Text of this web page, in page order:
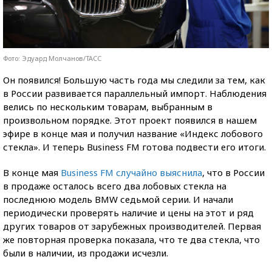
Фото: Эдуард Молчанов/ТАCC
Он появился! Большую часть года мы следили за тем, как
в России развивается параллельный импорт. Наблюдения
велись по нескольким товарам, выбранным в
произвольном порядке. Этот проект появился в нашем
эфире в конце мая и получил название «Индекс лобового
стекла». И теперь Business FM готова подвести его итоги.
В конце мая Business FM случайно выяснила, что в России
в продаже осталось всего два лобовых стекла на
последнюю модель BMW седьмой серии. И начали
периодически проверять наличие и цены на этот и ряд
других товаров от зарубежных производителей. Первая
же повторная проверка показала, что те два стекла, что
были в наличии, из продажи исчезли.